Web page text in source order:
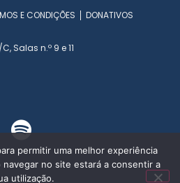
E CONDIÇÕES DONATIVOS
Salas n.º 9 e 11
permitir uma melhor experiência
no site estará a consentir a
utilização.